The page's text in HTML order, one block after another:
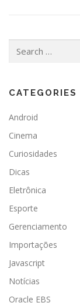
for:
CATEGORIES
Android
Cinema
Curiosidades
Dicas
Eletrônica
Esporte
Gerenciamento
Importações
Javascript
Notícias
Oracle EBS